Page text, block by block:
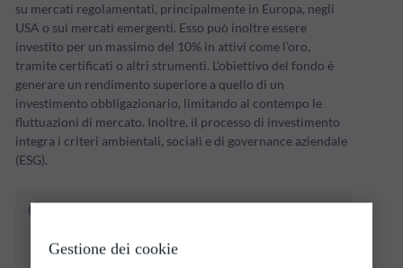
su mercati regolamentati, principalmente in Europa, negli
USA o sui mercati emergenti. Esso può inoltre essere
investito per un massimo del 10% in attivi come l’oro,
tramite certificati o altri strumenti. L'obiettivo del fondo è
generare un rendimento superiore a quello di un
investimento obbligazionario, limitando al contempo le
fluttuazioni di mercato. Inoltre, il processo di investimento
integra i criteri ambientali, sociali e di governance aziendale
(ESG).
Si ricorda che i rendimenti passati non sono
Gestione dei cookie